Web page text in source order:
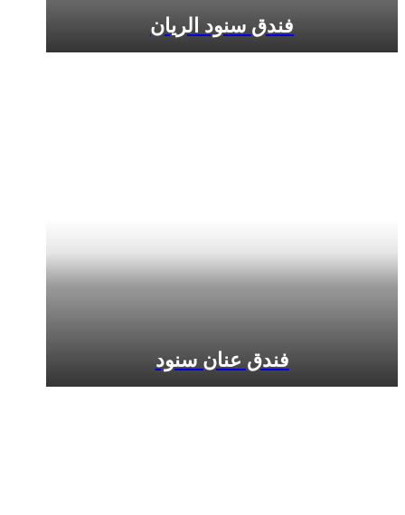
فندق سنود الريان
فندق عنان سنود